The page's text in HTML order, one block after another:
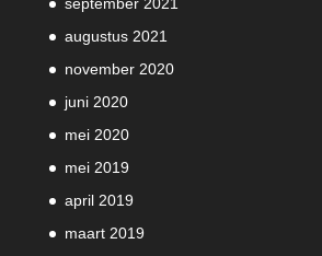
september 2021
augustus 2021
november 2020
juni 2020
mei 2020
mei 2019
april 2019
maart 2019